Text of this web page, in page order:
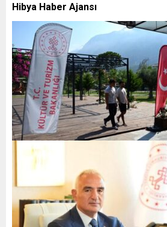
Hibya Haber Ajansı